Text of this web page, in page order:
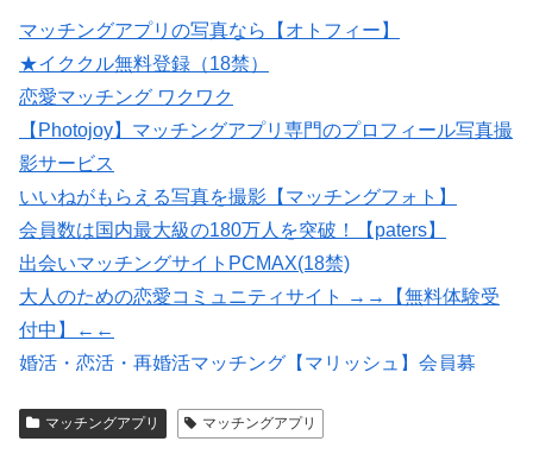
マッチングアプリの写真なら【オトフィー】
★イククル無料登録（18禁）
恋愛マッチング ワクワク
【Photojoy】マッチングアプリ専門のプロフィール写真撮
影サービス
いいねがもらえる写真を撮影【マッチングフォト】
会員数は国内最大級の180万人を突破！【paters】
出会いマッチングサイトPCMAX(18禁)
大人のための恋愛コミュニティサイト →→【無料体験受
付中】←←
婚活・恋活・再婚活マッチング【マリッシュ】会員募
紹介型マッチングアプリArchers(アーチャーズ)
マッチングアプリ マッチングアプリ